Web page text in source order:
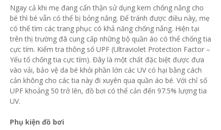
Ngay cả khi mẹ đang cẩn thận sử dụng kem chống nắng cho
bé thì bé vẫn có thể bị bỏng nắng. Để tránh được điều này, mẹ
có thể tìm các trang phục có khả năng chống nắng. Hiện tại
trên thị trường đã cung cấp những bộ quần áo có thể chống tia
cực tím. Kiểm tra thông số UPF (Ultraviolet Protection Factor –
Yếu tố chống tia cực tím). Đây là một chất đặc biệt được đưa
vào vải, bảo vệ da bé khỏi phần lớn các UV có hại bằng cách
cản không cho các tia này đi xuyên qua quần áo bé. Với chỉ số
UPF khoảng 50 trở lên, đồ bơi có thể cản đến 97.5% lượng tia
UV.
Phụ kiện đồ bơi